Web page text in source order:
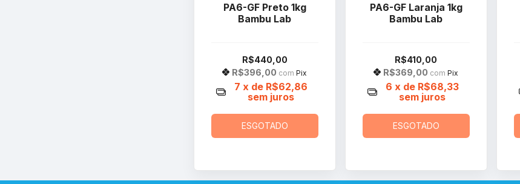
PA6-GF Preto 1kg
Bambu Lab
R$440,00
R$396,00 com Pix
7 x de R$62,86
sem juros
ESGOTADO
PA6-GF Laranja 1kg
Bambu Lab
R$410,00
R$369,00 com Pix
6 x de R$68,33
sem juros
ESGOTADO